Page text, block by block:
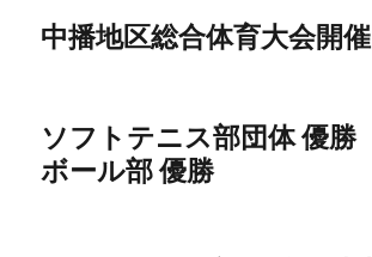
中播地区総合体育大会開
ソフトテニス部団体 優
ボール部 優勝